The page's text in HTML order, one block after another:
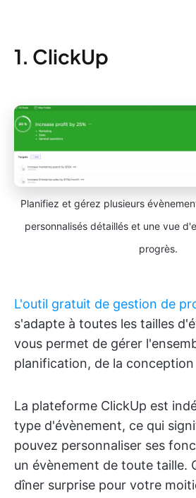
1. ClickUp
Planifiez et gérez plusieurs
personnalisés détaillés et une vue
progrès.
L'outil gratuit de gestion de
s'adapte à toutes les tailles
vous permet de gérer
planification, de la conception
La plateforme ClickUp est
type d'évènement, ce qui
pouvez personnaliser ses
un évènement de toute taille.
dîner surprise pour votre